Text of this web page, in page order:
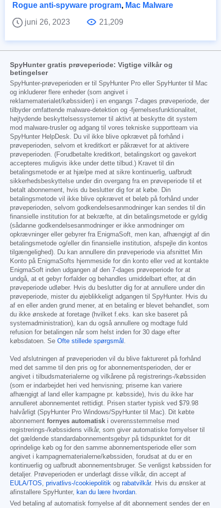
Rogue anti-spyware program, Mac Malware
juni 26, 2023
21,209
SpyHunter gratis prøveperiode: Vigtige vilkår og
betingelser
SpyHunter-prøveperioden er til SpyHunter Pro eller SpyHunter til Mac
og inkluderer flere enheder (som angivet i
reklamematerialet/købssiden) i en engangs 7-dages prøveperiode, der
tilbyder omfattende malware-detektion og -fjernelsesfunktionalitet,
højtydende beskyttelsessystemer til aktivt at beskytte dit system
mod malware-trusler og adgang til vores tekniske supportteam via
SpyHunter HelpDesk. Du vil ikke blive opkrævet på forhånd i
prøveperioden, selvom et kreditkort er påkrævet for at aktivere
prøveperioden. (Forudbetalte kreditkort, betalingskort og gavekort
accepteres muligvis ikke under dette tilbud.) Kravet til din
betalingsmetode er at hjælpe med at sikre kontinuerlig, uafbrudt
sikkerhedsbeskyttelse under din overgang fra en prøveperiode til et
betalt abonnement, hvis du beslutter dig for at købe. Din
betalingsmetode vil ikke blive opkrævet et beløb på forhånd under
prøveperioden, selvom godkendelsesanmodninger kan sendes til din
finansielle institution for at bekræfte, at din betalingsmetode er gyldig
(sådanne godkendelsesanmodninger er ikke anmodninger om
opkrævninger eller gebyrer fra EnigmaSoft, men kan, afhængigt af din
betalingsmetode og/eller din finansielle institution, afspejle din kontos
tilgængelighed). Du kan annullere din prøveperiode via afsnittet Min
Konto på EnigmaSofts hjemmeside for din konto eller ved at kontakte
EnigmaSoft inden udgangen af den 7-dages prøveperiode for at
undgå, at et gebyr forfalder og behandles umiddelbart efter, at din
prøveperiode udløber. Hvis du beslutter dig for at annullere under din
prøveperiode, mister du øjeblikkeligt adgangen til SpyHunter. Hvis du
af en eller anden grund mener, at en betaling er blevet behandlet, som
du ikke ønskede at foretage (hvilket f.eks. kan ske baseret på
systemadministration), kan du også annullere og modtage fuld
refusion for betalingen når som helst inden for 30 dage efter
købsdatoen. Se Ofte stillede spørgsmål
Ved afslutningen af prøveperioden vil du blive faktureret på forhånd
med det samme til den pris og for abonnementsperioden, der er
angivet i tilbudsmaterialerne og vilkårene på registrerings-/købssiden
(som er indarbejdet heri ved henvisning; priserne kan variere
afhængigt af land eller kampagne pr. købsside), hvis du ikke har
annulleret abonnementet rettidigt. Prisen starter typisk ved $79.98
halvårligt (SpyHunter Pro Windows/SpyHunter til Mac). Dit købte
abonnement fornyes automatisk i overensstemmelse med
registrerings-/købssidens vilkår, som giver automatiske fornyelser til
det gældende standardabonnementsgebyr på tidspunktet for dit
oprindelige køb og for den samme abonnementsperiode eller som
angivet i kampagnematerialerne/købssiden, forudsat at du er en
kontinuerlig og uafbrudt abonnementsbruger. Se venligst købssiden for
detaljer. Prøveperioden er underlagt disse vilkår, din accept af
EULA/TOS
privatlivs-/cookiepolitik og rabatvilkår. Hvis du ønsker at
afinstallere SpyHunter,
kan du lære hvordan
Ved betaling af automatisk fornyelse af dit abonnement sendes der en